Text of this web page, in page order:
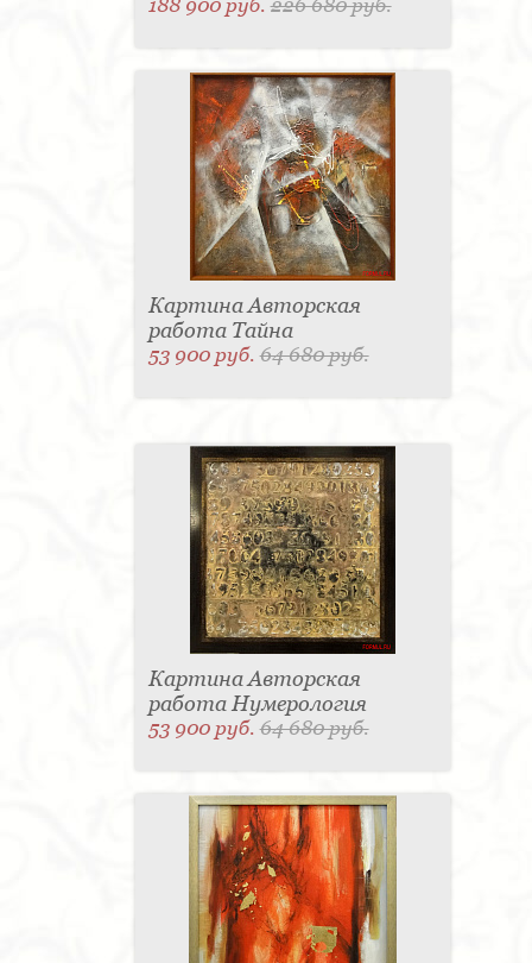
188 900 руб.226 680 руб.
Картина Авторская
работа Тайна
53 900 руб.64 680 руб.
Картина Авторская
работа Нумерология
53 900 руб.64 680 руб.